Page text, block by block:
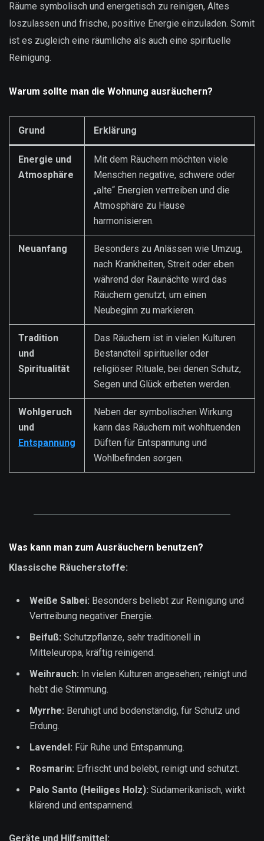
Räume symbolisch und energetisch zu reinigen, Altes
loszulassen und frische, positive Energie einzuladen. Somit
ist es zugleich eine räumliche als auch eine spirituelle
Reinigung.
Warum sollte man die Wohnung ausräuchern?
Grund Erklärung
Energie und
Atmosphäre
Mit dem Räuchern möchten viele
Menschen negative, schwere oder
„alte“ Energien vertreiben und die
Atmosphäre zu Hause
harmonisieren.
Neuanfang
Besonders zu Anlässen wie Umzug,
nach Krankheiten, Streit oder eben
während der Raunächte wird das
Räuchern genutzt, um einen
Neubeginn zu markieren.
Tradition
und
Spiritualität
Das Räuchern ist in vielen Kulturen
Bestandteil spiritueller oder
religiöser Rituale, bei denen Schutz,
Segen und Glück erbeten werden.
Wohlgeruch
und
Entspannung
Neben der symbolischen Wirkung
kann das Räuchern mit wohltuenden
Düften für Entspannung und
Wohlbefinden sorgen.
Was kann man zum Ausräuchern benutzen?
Klassische Räucherstoffe:
Weiße Salbei: Besonders beliebt zur Reinigung und
Vertreibung negativer Energie.
Beifuß: Schutzpflanze, sehr traditionell in
Mitteleuropa, kräftig reinigend.
Weihrauch: In vielen Kulturen angesehen; reinigt und
hebt die Stimmung.
Myrrhe: Beruhigt und bodenständig, für Schutz und
Erdung.
Lavendel: Für Ruhe und Entspannung.
Rosmarin: Erfrischt und belebt, reinigt und schützt.
Palo Santo (Heiliges Holz): Südamerikanisch, wirkt
klärend und entspannend.
Geräte und Hilfsmittel: